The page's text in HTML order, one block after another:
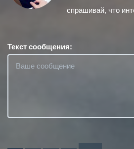
спрашивай, что
Текст сообщения: